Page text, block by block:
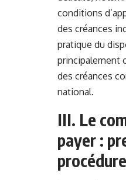
conditions
des créances
pratique du
principalement
des créances
national.
III. Le
payer :
procédure